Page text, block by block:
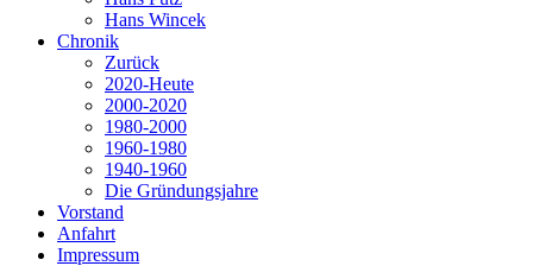
Hans Wincek
Chronik
Zurück
2020-Heute
2000-2020
1980-2000
1960-1980
1940-1960
Die Gründungsjahre
Vorstand
Anfahrt
Impressum